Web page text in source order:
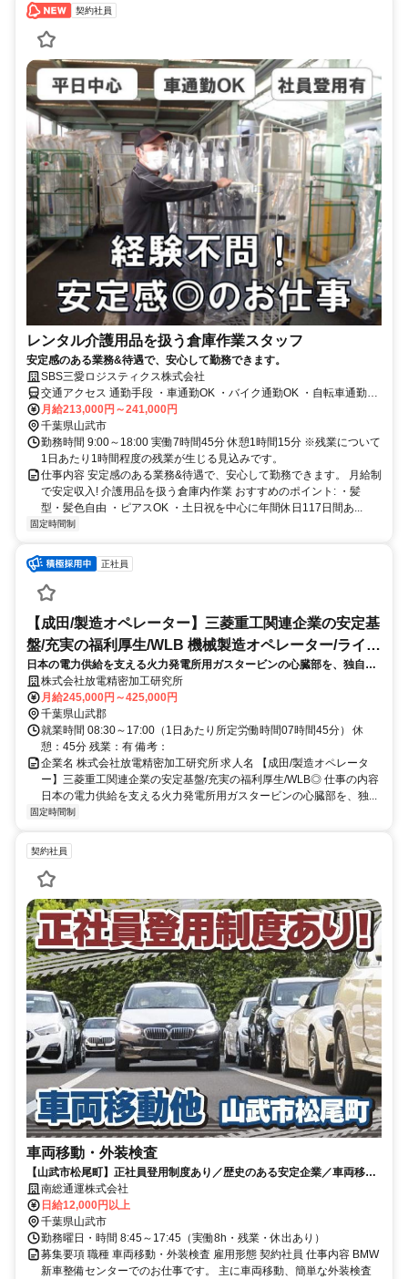
契約社員
レンタル介護用品を扱う倉庫作業スタッフ
安定感のある業務&待遇で、安心して勤務できます。
SBS三愛ロジスティクス株式会社
交通アクセス 通勤手段 ・車通勤OK ・バイク通勤OK ・自転車通勤も
可 ※公共交通機関による通勤はできません。
月給213,000円～241,000円
千葉県山武市
勤務時間 9:00～18:00 実働7時間45分 休憩1時間15分 ※残業について
1日あたり1時間程度の残業が生じる見込みです。
仕事内容 安定感のある業務&待遇で、安心して勤務できます。 月給制
で安定収入! 介護用品を扱う倉庫内作業 おすすめのポイント: ・髪
型・髪色自由 ・ピアスOK ・土日祝を中心に年間休日117日間あ...
固定時間制
正社員
【成田/製造オペレーター】三菱重工関連企業の安定基
盤/充実の福利厚生/WLB 機械製造オペレーター/ライン
マネージャー
日本の電力供給を支える火力発電所用ガスタービンの心臓部を、独自の
精密加工技術で製造することがミッションです。【詳細】■機械オペレ
ータ業務（取り扱い設備：放電加工機・ワイヤーカット加工機・マシニ
ングセ
株式会社放電精密加工研究所
月給245,000円～425,000円
千葉県山武郡
就業時間 08:30～17:00（1日あたり所定労働時間07時間45分） 休
憩：45分 残業：有 備考：
企業名 株式会社放電精密加工研究所 求人名 【成田/製造オペレータ
ー】三菱重工関連企業の安定基盤/充実の福利厚生/WLB◎ 仕事の内容
日本の電力供給を支える火力発電所用ガスタービンの心臓部を、独...
固定時間制
契約社員
車両移動・外装検査
【山武市松尾町】正社員登用制度あり／歴史のある安定企業／車両移動
スタッフを募集
南総通運株式会社
日給12,000円以上
千葉県山武市
勤務曜日・時間 8:45～17:45（実働8h・残業・休出あり）
募集要項 職種 車両移動・外装検査 雇用形態 契約社員 仕事内容 BMW
新車整備センターでのお仕事です。 主に車両移動、簡単な外装検査